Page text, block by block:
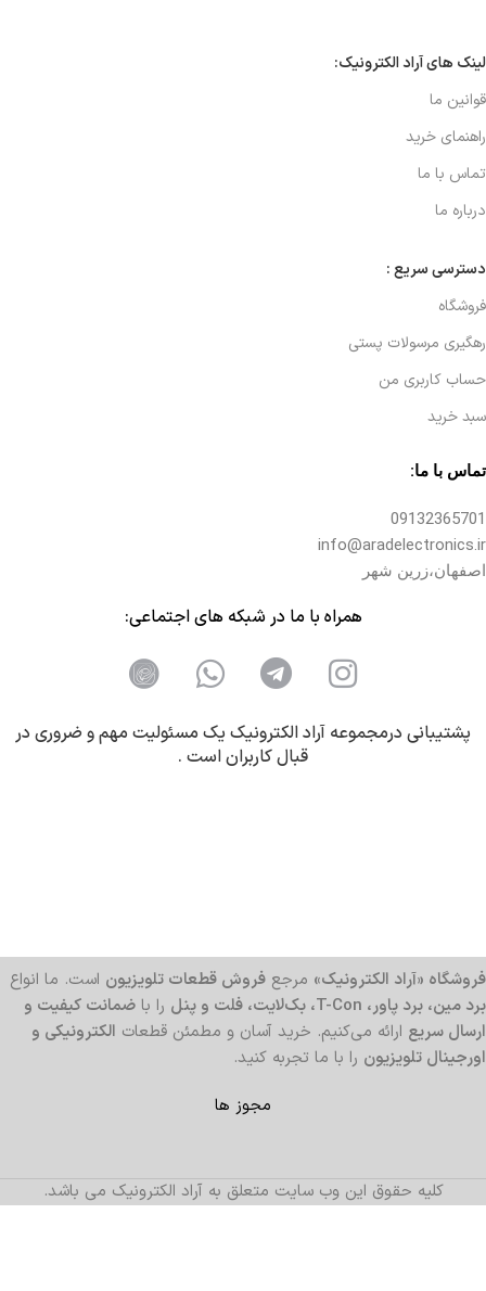
لینک های آراد الکترونیک:
قوانین ما
راهنمای خرید
تماس با ما
درباره ما
دسترسی سریع :
فروشگاه
رهگیری مرسولات پستی
حساب کاربری من
سبد خرید
تماس با ما:
09132365701
info@aradelectronics.ir
اصفهان،زرین شهر
همراه با ما در شبکه های اجتماعی:
پشتیبانی درمجموعه آراد الکترونیک یک مسئولیت مهم و ضروری در
قبال کاربران است .
فروشگاه «آراد الکترونیک» مرجع فروش قطعات تلویزیون است. ما انواع
برد مین، برد پاور، T-Con، بک‌لایت، فلت و پنل
را با ضمانت کیفیت و
ارسال سریع ارائه می‌کنیم. خرید آسان و مطمئن قطعات الکترونیکی و
اورجینال تلویزیون را با ما تجربه کنید.
مجوز ها
کلیه حقوق این وب سایت متعلق به آراد الکترونیک می باشد.